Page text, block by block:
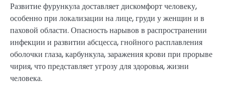
Развитие фурункула доставляет дискомфорт человеку,
особенно при локализации на лице, груди у женщин и в
паховой области. Опасность нарывов в распространении
инфекции и развитии абсцесса, гнойного расплавления
оболочки глаза, карбункула, заражения крови при прорыве
чирия, что представляет угрозу для здоровья, жизни
человека.